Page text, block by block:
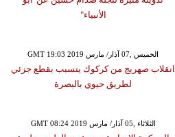
الأنبياء"
GMT 19:03 2019 الخميس ,07 آذار/ مارس
انقلاب صهريج من كركوك يتسبب بقطع جزئي
لطريق حيوي بالبصرة
GMT 08:24 2019 الثلاثاء ,05 آذار/ مارس